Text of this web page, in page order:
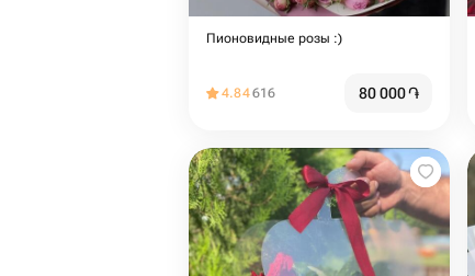
Пионовидные розы :)
4.84616 80 000֏